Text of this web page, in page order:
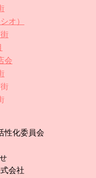
オ）
会
性化委員会
会社